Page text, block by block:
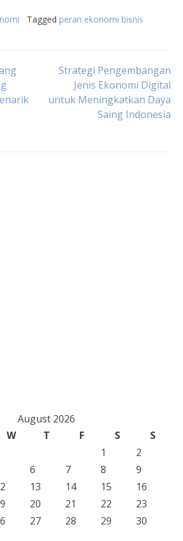
Tagged peran ekonomi bisnis
Strategi Pengembangan
Jenis Ekonomi Digital
untuk Meningkatkan Daya
Saing Indonesia
August 2026
W T F S
S
1
2
6 7 8
9
13 14 15
16
20 21 22
23
27 28 29
30